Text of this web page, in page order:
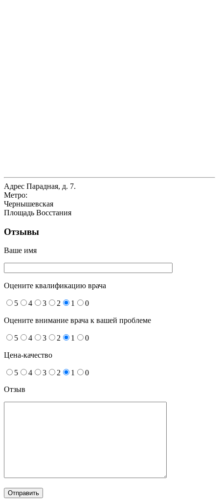
Адрес Парадная, д. 7.
Метро:
Чернышевская
Площадь Восстания
Отзывы
Ваше имя
Оцените квалификацию врача
5 4 3 2 1 0
Оцените внимание врача к вашей проблеме
5 4 3 2 1 0
Цена-качество
5 4 3 2 1
0
Отзыв